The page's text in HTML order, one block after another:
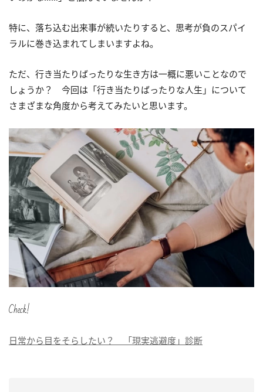
特に、落ち込む出来事が続いたりすると、思考が負のスパイ
ラルに巻き込まれてしまいますよね。
ただ、行き当たりばったりな生き方は一概に悪いことなので
しょうか？ 今回は「行き当たりばったりな人生」について
さまざまな角度から考えてみたいと思います。
Check!
日常から目をそらしたい？ 「現実逃避度」診断